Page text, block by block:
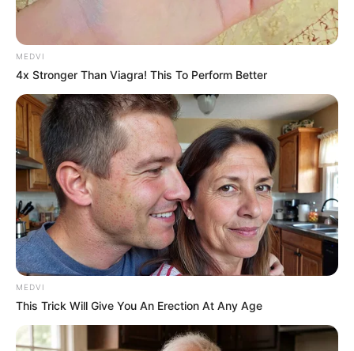
MEDVI
4x Stronger Than Viagra! This To Perform Better
MEDVI
This Trick Will Give You An Erection At Any Age